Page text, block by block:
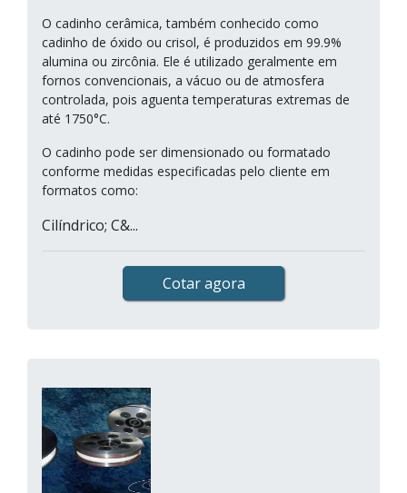
O cadinho cerâmica, também conhecido como
cadinho de óxido ou crisol, é produzidos em 99.9%
alumina ou zircônia. Ele é utilizado geralmente em
fornos convencionais, a vácuo ou de atmosfera
controlada, pois aguenta temperaturas extremas de
até 1750°C.
O cadinho pode ser dimensionado ou formatado
conforme medidas especificadas pelo cliente em
formatos como:
Cilíndrico; C&...
Cotar agora